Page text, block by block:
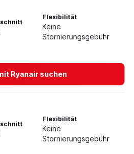
Flexibilität
Keine
Stornierungsgebühr
Ryanair suchen
Flexibilität
Keine
Stornierungsgebühr